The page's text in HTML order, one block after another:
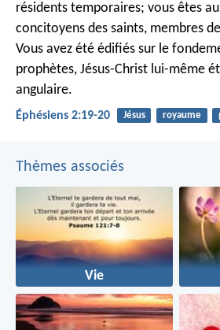
résidents temporaires; vous êtes
concitoyens des saints, membres
Vous avez été édifiés sur le
prophètes, Jésus-Christ lui-même
angulaire.
Éphésiens 2:19-20 Jésus royaume
Thèmes associés
Vie